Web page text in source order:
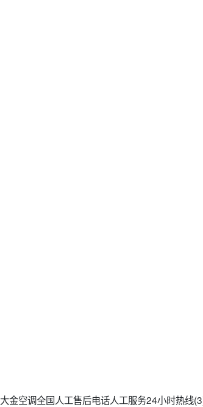
大金空调全国人工售后电话人工服务24小时热